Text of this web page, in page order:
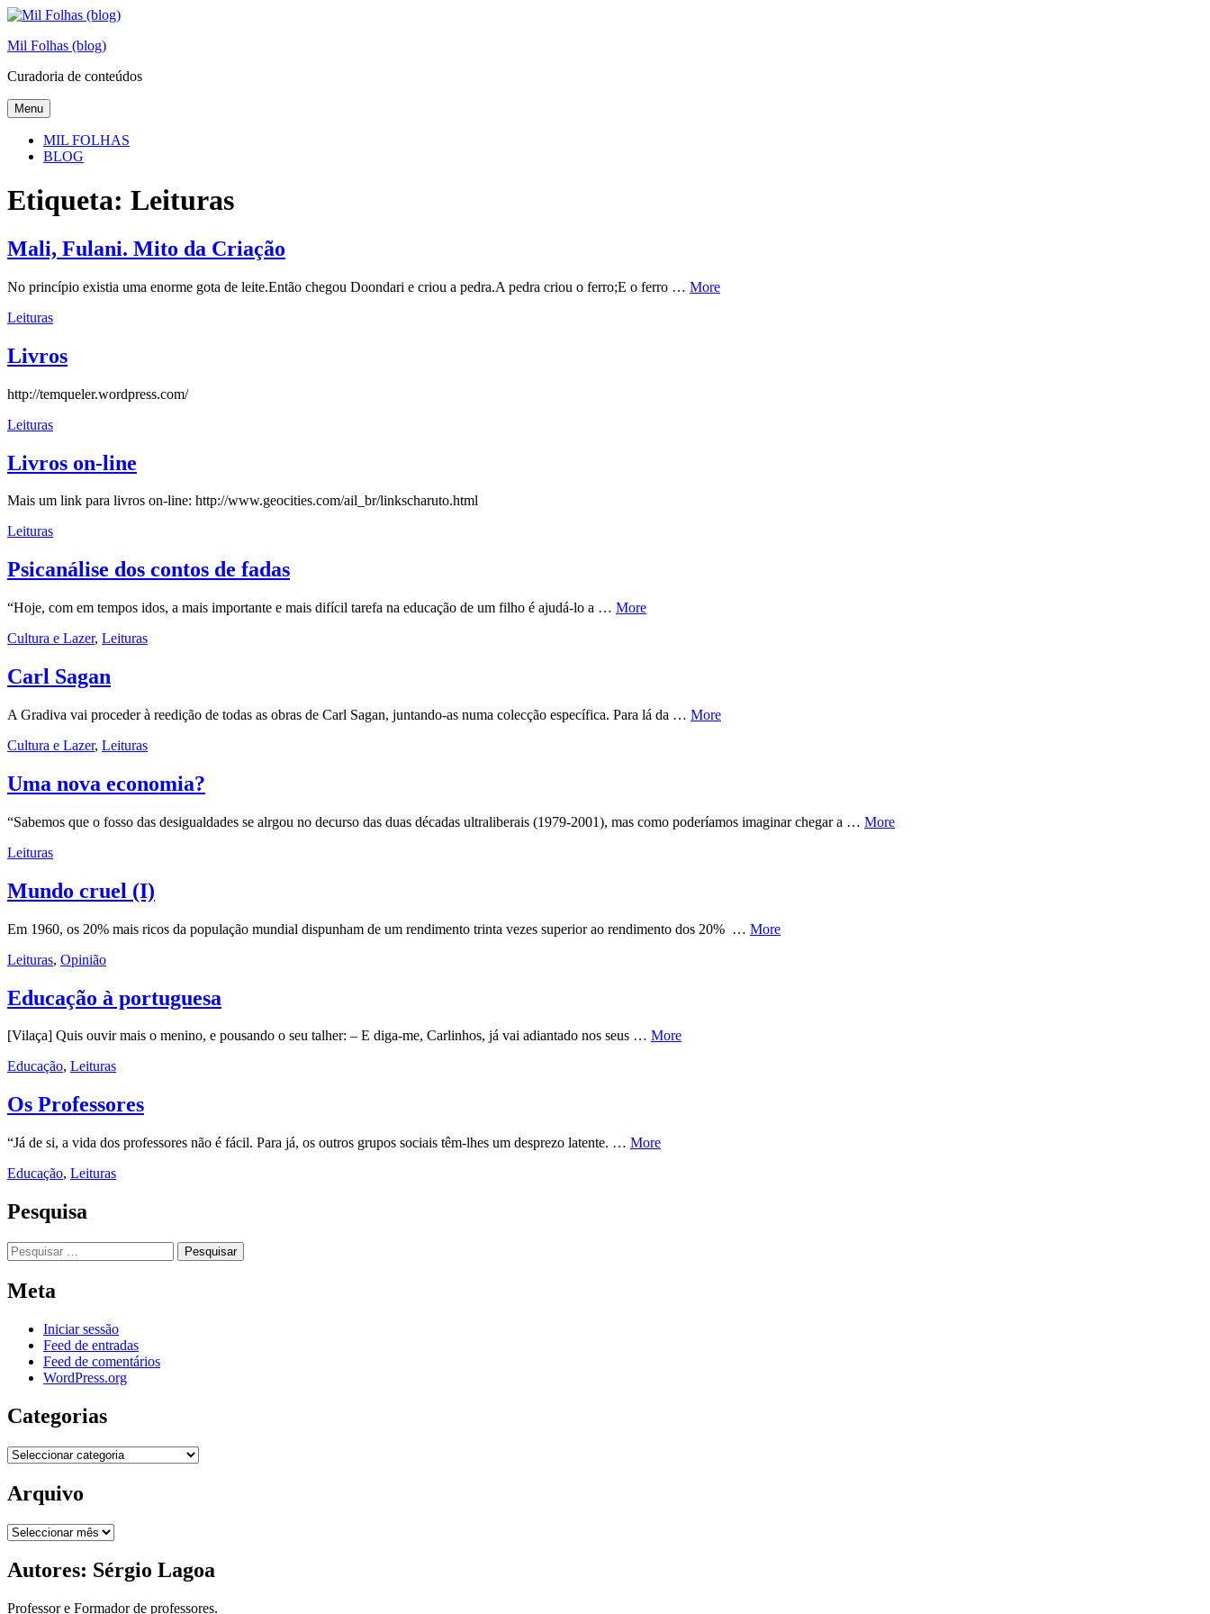
Skip
content
Mil Folhas (blog)
Curadoria de conteúdos
Menu
MIL FOLHAS
BLOG
Etiqueta: Leituras
Mali, Fulani. Mito da Criação
No princípio existia uma enorme gota de leite.Então chegou Doondari e criou a pedra.A pedra criou o ferro;E o ferro … More
Leituras
Livros
http://temqueler.wordpress.com/
Leituras
Livros on-line
Mais um link para livros on-line: http://www.geocities.com/ail_br/linkscharuto.html
Leituras
Psicanálise dos contos de fadas
“Hoje, com em tempos idos, a mais importante e mais difícil tarefa na educação de um filho é ajudá-lo a … More
Cultura e Lazer, Leituras
Carl Sagan
A Gradiva vai proceder à reedição de todas as obras de Carl Sagan, juntando-as numa colecção específica. Para lá da … More
Cultura e Lazer, Leituras
Uma nova economia?
“Sabemos que o fosso das desigualdades se alrgou no decurso das duas décadas ultraliberais (1979-2001), mas como poderíamos imaginar chegar a … More
Leituras
Mundo cruel (I)
Em 1960, os 20% mais ricos da população mundial dispunham de um rendimento trinta vezes superior ao rendimento dos 20% … More
Leituras, Opinião
Educação à portuguesa
[Vilaça] Quis ouvir mais o menino, e pousando o seu talher: – E diga-me, Carlinhos, já vai adiantado nos seus … More
Educação, Leituras
Os Professores
“Já de si, a vida dos professores não é fácil. Para já, os outros grupos sociais têm-lhes um desprezo latente. … More
Educação, Leituras
Pesquisa
Pesquisar
por:
Meta
Iniciar sessão
Feed de entradas
Feed de comentários
WordPress.org
Categorias
Categorias
Arquivo
Arquivo
Autores: Sérgio Lagoa
Professor e Formador de professores.